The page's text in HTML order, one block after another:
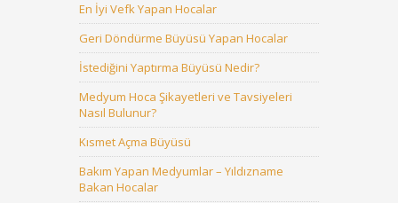
En İyi Vefk Yapan Hocalar
Geri Döndürme Büyüsü Yapan Hocalar
İstediğini Yaptırma Büyüsü Nedir?
Medyum Hoca Şikayetleri ve Tavsiyeleri
Nasıl Bulunur?
Kısmet Açma Büyüsü
Bakım Yapan Medyumlar – Yıldızname
Bakan Hocalar